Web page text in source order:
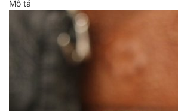
Mô tả